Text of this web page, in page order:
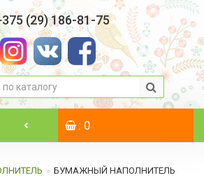
(29) 186-81-75
: 0
БУМАЖНЫЙ НАПОЛНИТЕЛЬ